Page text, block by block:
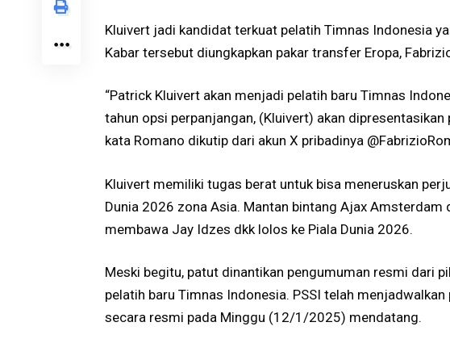
Kluivert jadi kandidat terkuat pelatih Timnas Indonesia
Kabar tersebut diungkapkan pakar transfer Eropa,
“Patrick Kluivert akan menjadi pelatih baru Timnas
tahun opsi perpanjangan, (Kluivert) akan
kata Romano dikutip dari akun X pribadinya
Kluivert memiliki tugas berat untuk bisa meneruskan
Dunia 2026 zona Asia. Mantan bintang Ajax
membawa Jay Idzes dkk lolos ke Piala Dunia 2026.
Meski begitu, patut dinantikan pengumuman resmi dari
pelatih baru Timnas Indonesia. PSSI telah
secara resmi pada Minggu (12/1/2025) mendatang.